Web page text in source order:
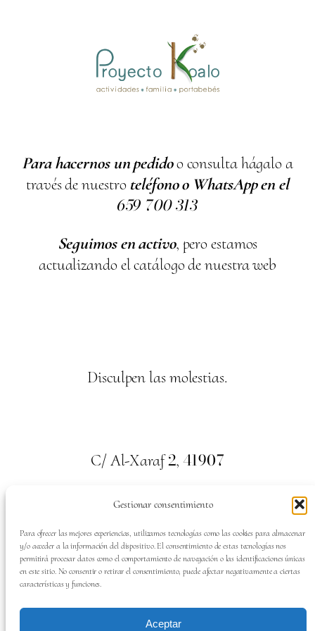
Gestionar consentimiento
Para ofrecer las mejores experiencias, utilizamos tecnologías como las cookies para almacenar
y/o acceder a la información del dispositivo. El consentimiento de estas tecnologías nos
permitirá procesar datos como el comportamiento de navegación o las identificaciones únicas
en este sitio. No consentir o retirar el consentimiento, puede afectar negativamente a ciertas
características y funciones.
Aceptar
Para hacernos un pedidoo consulta hágalo a
través de nuestro teléfono o WhatsApp en el
659 700313
Seguimos en activo, pero estamos
actualizando el catálogo de nuestra web
Disculpen las molestias.
C/ Al-Xaraf2, 41907
Valencina de la Concepción. Sevilla
Tel:659700313
SÍGUENOS EN: